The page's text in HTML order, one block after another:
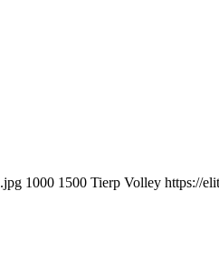
1000 1500 Tierp Volley https://